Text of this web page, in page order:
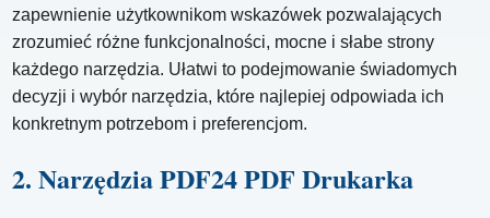
zapewnienie użytkownikom wskazówek pozwalających
zrozumieć różne funkcjonalności, mocne i słabe strony
każdego narzędzia. Ułatwi to podejmowanie świadomych
decyzji i wybór narzędzia, które najlepiej odpowiada ich
konkretnym potrzebom i preferencjom.
2. Narzędzia PDF24 PDF Drukarka